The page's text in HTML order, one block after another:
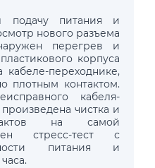
подачу питания и
нового разъема
перегрев и
корпуса
переходнике,
плотным контактом.
кабеля-
чистка и
на самой
стресс-тест с
питания и